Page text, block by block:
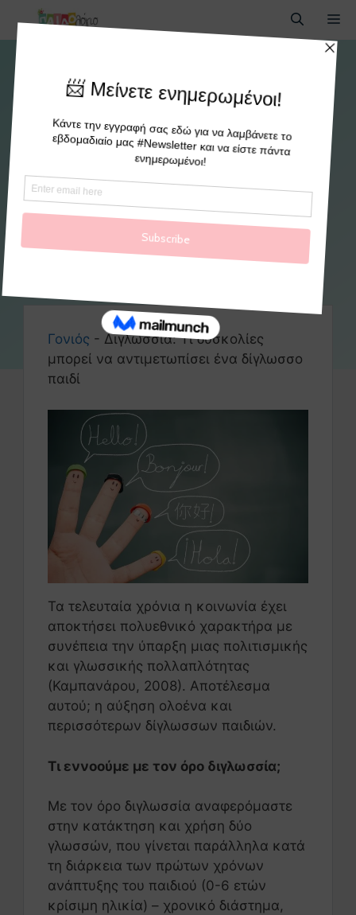
Διγλωσσία: Τι δυσκολίες
μπορεί να αντιμετωπίσει ένα
δίγλωσσο παιδί
paidologio
Γονιός - Διγλωσσία: Τι δυσκολίες
μπορεί να αντιμετωπίσει ένα δίγλωσσο
παιδί
Τα τελευταία χρόνια η κοινωνία έχει
αποκτήσει πολυεθνικό χαρακτήρα με
συνέπεια την ύπαρξη μιας πολιτισμικής
και γλωσσικής πολλαπλότητας
(Καμπανάρου, 2008). Αποτέλεσμα
αυτού; η αύξηση ολοένα και
περισσότερων δίγλωσσων παιδιών.
Τι εννοούμε με τον όρο διγλωσσία;
Με τον όρο διγλωσσία αναφερόμαστε
στην κατάκτηση και χρήση δύο
γλωσσών, που γίνεται παράλληλα κατά
τη διάρκεια των πρώτων χρόνων
ανάπτυξης του παιδιού (0-6 ετών
κρίσιμη ηλικία) – χρονικό διάστημα,